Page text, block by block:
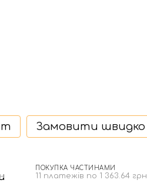
Замовити швидко
ПОКУПКА ЧАСТИНАМИ
11 платежів по 1 363.64 грн